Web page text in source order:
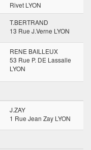
Rivet LYON
T.BERTRAND
13 Rue J.Verne LYON
RENE BAILLEUX
53 Rue P. DE Lassalle
LYON
J.ZAY
1 Rue Jean Zay LYON